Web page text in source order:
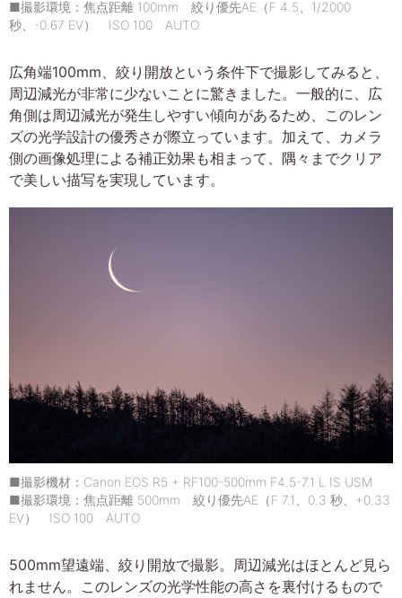
■撮影環境：焦点距離 100mm 絞り優先AE（F 4.5、1/2000
秒、-0.67 EV） ISO 100 AUTO
広角端100mm、絞り開放という条件下で撮影してみると、
周辺減光が非常に少ないことに驚きました。一般的に、広
角側は周辺減光が発生しやすい傾向があるため、このレン
ズの光学設計の優秀さが際立っています。加えて、カメラ
側の画像処理による補正効果も相まって、隅々までクリア
で美しい描写を実現しています。
■撮影機材：Canon EOS R5 + RF100-500mm F4.5-7.1 L IS USM
■撮影環境：焦点距離 500mm 絞り優先AE（F 7.1、0.3 秒、+0.33
EV） ISO 100 AUTO
500mm望遠端、絞り開放で撮影。周辺減光はほとんど見ら
れません。このレンズの光学性能の高さを裏付けるもので